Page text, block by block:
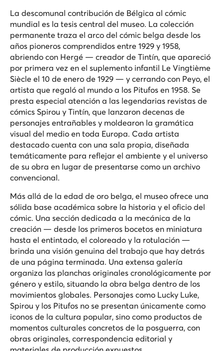
La descomunal contribución de Bélgica al cómic
mundial es la tesis central del museo. La colección
permanente traza el arco del cómic belga desde los
años pioneros comprendidos entre 1929 y 1958,
abriendo con Hergé — creador de Tintín, que apareció
por primera vez en el suplemento infantil Le Vingtième
Siècle el 10 de enero de 1929 — y cerrando con Peyo, el
artista que regaló al mundo a los Pitufos en 1958. Se
presta especial atención a las legendarias revistas de
cómics Spirou y Tintín, que lanzaron decenas de
personajes entrañables y moldearon la gramática
visual del medio en toda Europa. Cada artista
destacado cuenta con una sala propia, diseñada
temáticamente para reflejar el ambiente y el universo
de su obra en lugar de presentarse como un archivo
convencional.
Más allá de la edad de oro belga, el museo ofrece una
sólida base académica sobre la historia y el oficio del
cómic. Una sección dedicada a la mecánica de la
creación — desde los primeros bocetos en miniatura
hasta el entintado, el coloreado y la rotulación —
brinda una visión genuina del trabajo que hay detrás
de una página terminada. Una extensa galería
organiza las planchas originales cronológicamente por
género y estilo, situando la obra belga dentro de los
movimientos globales. Personajes como Lucky Luke,
Spirou y los Pitufos no se presentan únicamente como
iconos de la cultura popular, sino como productos de
momentos culturales concretos de la posguerra, con
obras originales, correspondencia editorial y